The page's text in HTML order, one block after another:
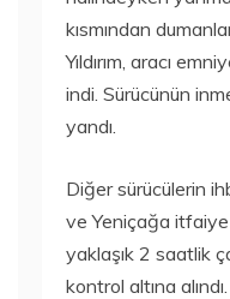
kısmından
Yıldırım, aracı
indi. Sürücünün
yandı.
Diğer sürücülerin
ve Yeniçağa
yaklaşık 2 saatlik
kontrol altına alındı.